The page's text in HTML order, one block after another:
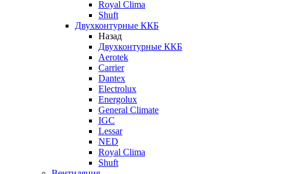
Royal Clima
Shuft
Двухконтурные ККБ
Назад
Двухконтурные ККБ
Aerotek
Carrier
Dantex
Electrolux
Energolux
General Climate
IGC
Lessar
NED
Royal Clima
Shuft